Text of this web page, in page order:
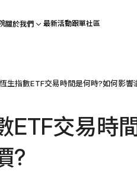
關於我們 最新活動跟單社區
ETF交易時
?